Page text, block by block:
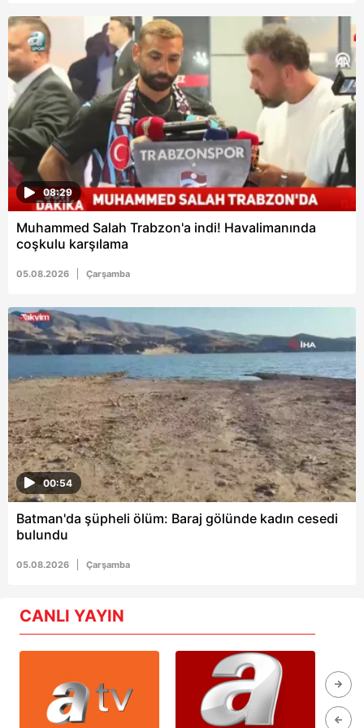
6698 sayılı Kişisel Verilerin Korunması Kanunu uyarınca
hazırlanmış Aydınlatma Metnimizi okumak ve sitemizde
ilgili mevzuata uygun olarak kullanılan çerezlerle ilgili bilgi
almak için lütfentıklayınız.
08:29
Muhammed Salah Trabzon'a indi! Havalimanında
coşkulu karşılama
05.08.2026 Çarşamba
00:54
Batman'da şüpheli ölüm: Baraj gölünde kadın cesedi
bulundu
05.08.2026 Çarşamba
CANLI YAYIN